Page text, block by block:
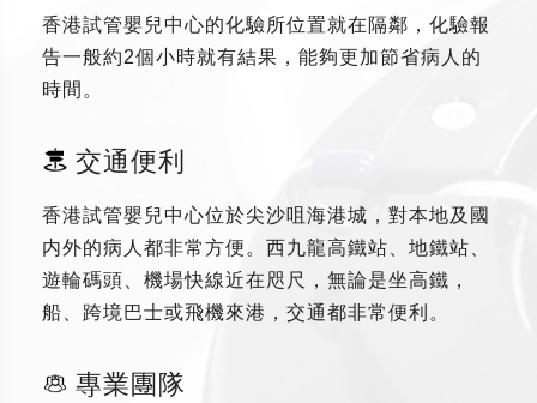
香港試管嬰兒中心的化驗所位置就在隔鄰，化驗報
告一般約2個小時就有結果，能夠更加節省病人的
時間。
交通便利
香港試管嬰兒中心位於尖沙咀海港城，對本地及國
内外的病人都非常方便。西九龍高鐵站、地鐵站、
遊輪碼頭、機場快線近在咫尺，無論是坐高鐵，
船、跨境巴士或飛機來港，交通都非常便利。
專業團隊